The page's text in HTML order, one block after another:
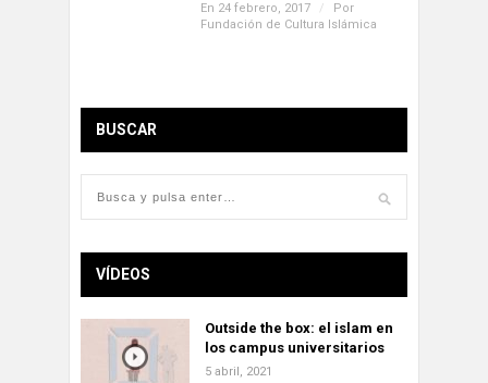
En 24 febrero, 2017 /
Por
Fundación de Cultura Islámica
BUSCAR
VÍDEOS
Outside the box: el islam en
los campus universitarios
5 abril, 2021